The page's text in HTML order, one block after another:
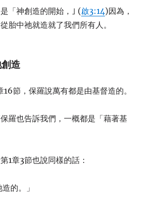
「神創造的開始，｣ (啟3:14)因為，
胎中祂就造就了我們所有人。
造
16節，保羅說萬有都是由基督造的。
羅也告訴我們，一概都是「藉著基
1章3節也說同樣的話：
的。」